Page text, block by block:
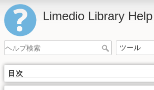
Limedio Library Help
目次